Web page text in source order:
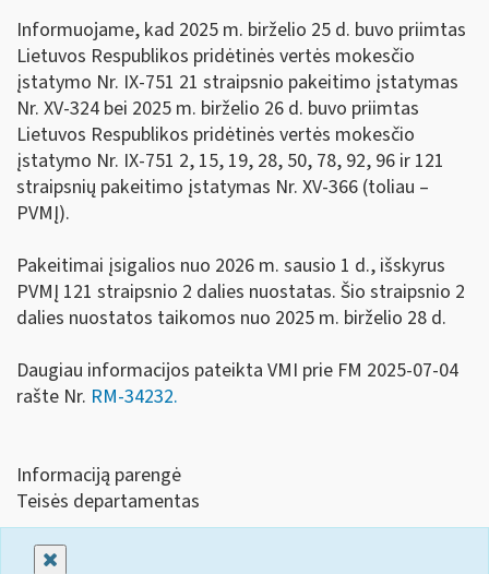
Informuojame, kad 2025 m. birželio 25 d. buvo priimtas
Lietuvos Respublikos pridėtinės vertės mokesčio
įstatymo Nr. IX-751 21 straipsnio pakeitimo įstatymas
Nr. XV-324 bei 2025 m. birželio 26 d. buvo priimtas
Lietuvos Respublikos pridėtinės vertės mokesčio
įstatymo Nr. IX-751 2, 15, 19, 28, 50, 78, 92, 96 ir 121
straipsnių pakeitimo įstatymas Nr. XV-366 (toliau –
PVMĮ).
Pakeitimai įsigalios nuo 2026 m. sausio 1 d., išskyrus
PVMĮ 121 straipsnio 2 dalies nuostatas. Šio straipsnio 2
dalies nuostatos taikomos nuo 2025 m. birželio 28 d.
Daugiau informacijos pateikta VMI prie FM 2025-07-04
rašte Nr. RM-34232.
Informaciją parengė
Teisės departamentas